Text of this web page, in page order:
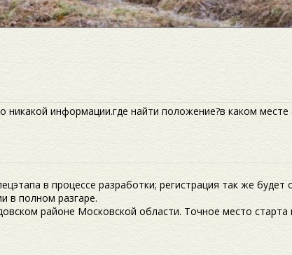
никакой информации.где найти положение?в каком месте
в процессе разработки; регистрация так же будет
в полном разгаре.
районе Московской области. Точное место старта